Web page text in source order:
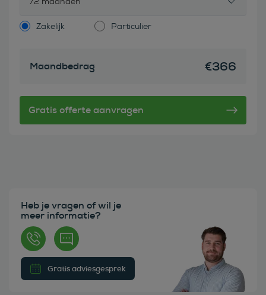
Zakelijk Particulier
Maandbedrag €366
Heb je vragen of wil je
meer informatie?
Gratis adviesgesprek